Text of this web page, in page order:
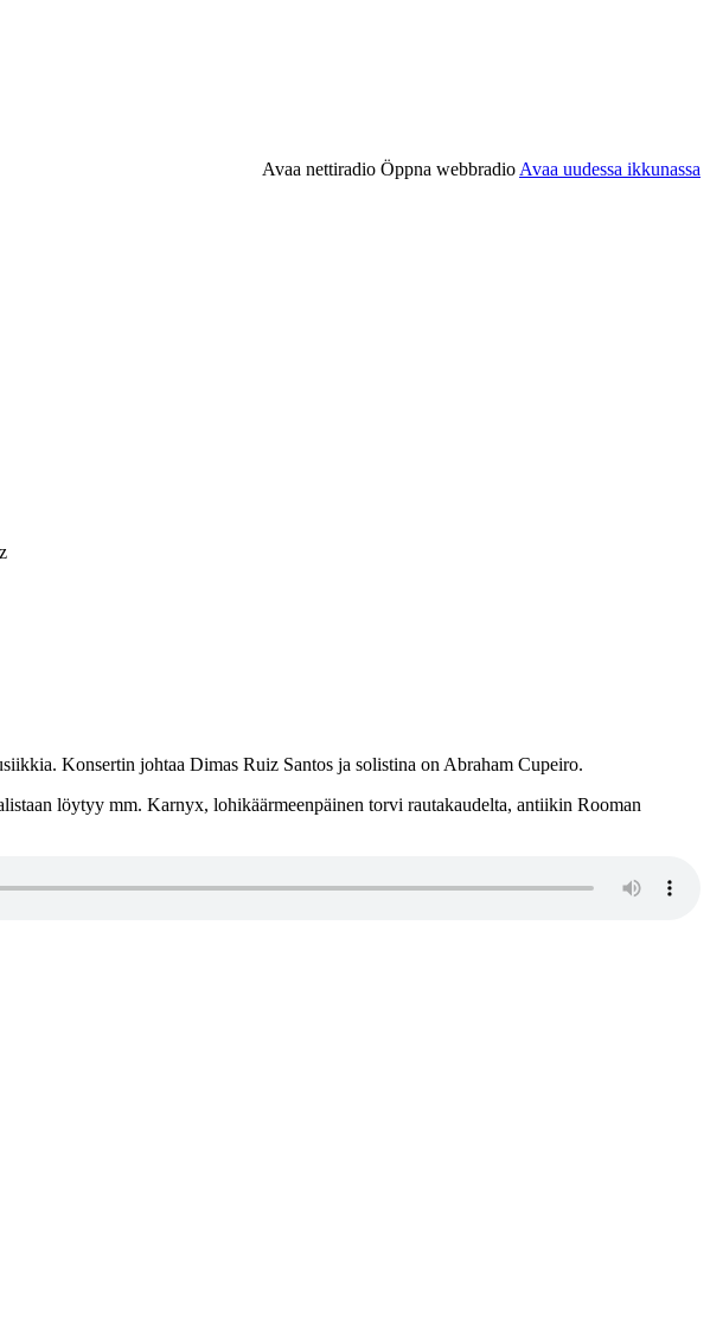
Avaa nettiradio Öppna webbradio Avaa uudessa ikkunassa
Konsertin johtaa Dimas Ruiz Santos ja solistina on Abraham Cupeiro.
löytyy mm. Karnyx, lohikäärmeenpäinen torvi rautakaudelta, antiikin Rooman